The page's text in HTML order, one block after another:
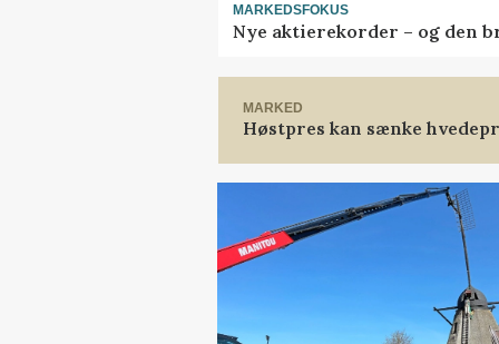
MARKEDSFOKUS
Nye aktierekorder – og den
MARKED
Høstpres kan sænke